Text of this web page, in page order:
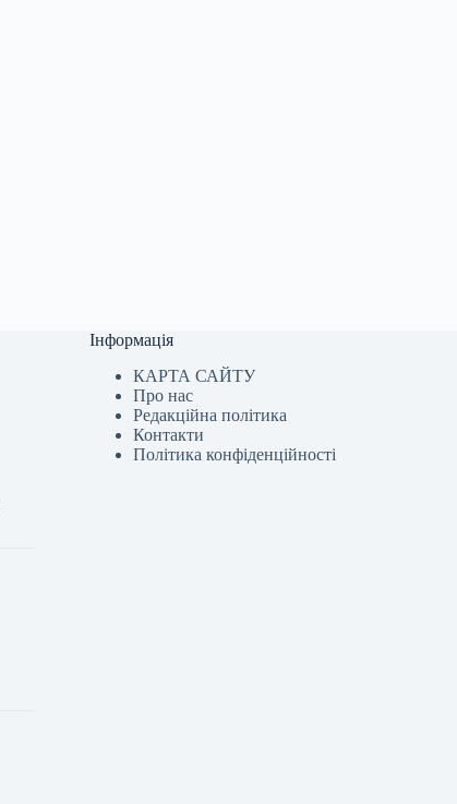
Інформація
КАРТА САЙТУ
Про нас
Редакційна політика
Контакти
Політика конфіденційності